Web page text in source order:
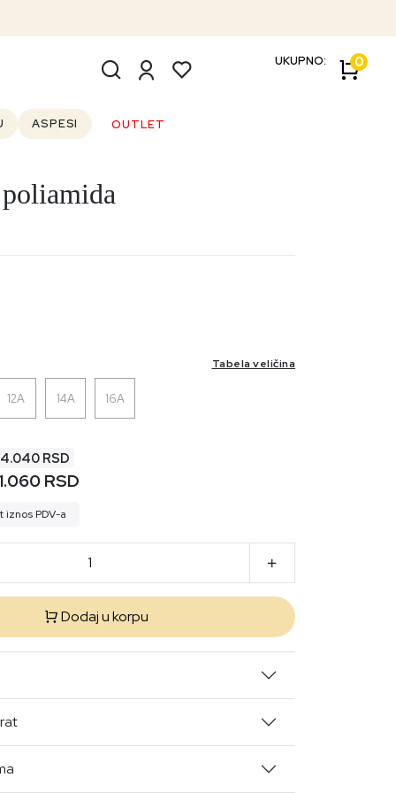
0
UKUPNO:
ASPESI OUTLET
Tabela veličina
12A 14A 16A
RSD
RSD
iznos PDV-a
Dodaj u korpu